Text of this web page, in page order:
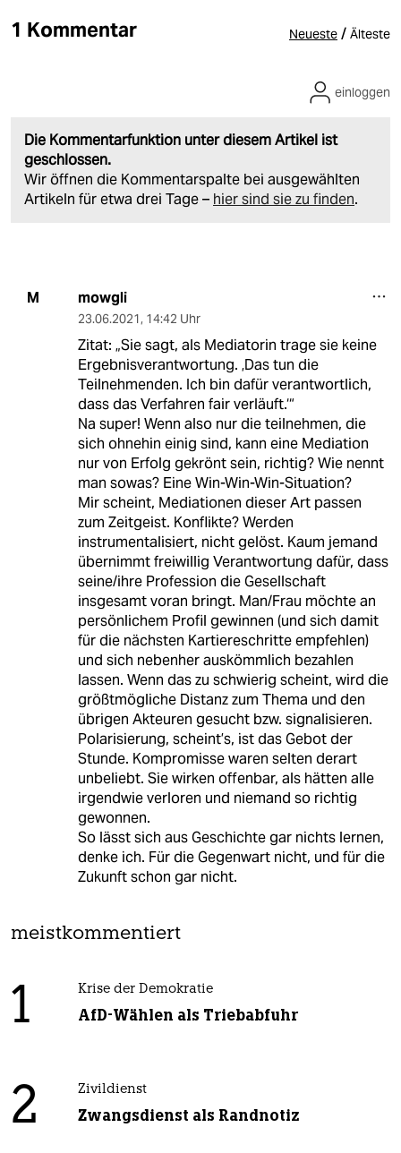
1 Kommentar Neueste / Älteste
Die Kommentarfunktion unter diesem Artikel ist
geschlossen.
Wir öffnen die Kommentarspalte bei ausgewählten
Artikeln für etwa drei Tage – hier sind sie zu finden.
einloggen
M mowgli
23.06.2021, 14:42 Uhr
Zitat: „Sie sagt, als Mediatorin trage sie keine
Ergebnisverantwortung. ‚Das tun die
Teilnehmenden. Ich bin dafür verantwortlich,
dass das Verfahren fair verläuft.‘“
Na super! Wenn also nur die teilnehmen, die
sich ohnehin einig sind, kann eine Mediation
nur von Erfolg gekrönt sein, richtig? Wie nennt
man sowas? Eine Win-Win-Win-Situation?
Mir scheint, Mediationen dieser Art passen
zum Zeitgeist. Konflikte? Werden
instrumentalisiert, nicht gelöst. Kaum jemand
übernimmt freiwillig Verantwortung dafür, dass
seine/ihre Profession die Gesellschaft
insgesamt voran bringt. Man/Frau möchte an
persönlichem Profil gewinnen (und sich damit
für die nächsten Kartiereschritte empfehlen)
und sich nebenher auskömmlich bezahlen
lassen. Wenn das zu schwierig scheint, wird die
größtmögliche Distanz zum Thema und den
übrigen Akteuren gesucht bzw. signalisieren.
Polarisierung, scheint’s, ist das Gebot der
Stunde. Kompromisse waren selten derart
unbeliebt. Sie wirken offenbar, als hätten alle
irgendwie verloren und niemand so richtig
gewonnen.
So lässt sich aus Geschichte gar nichts lernen,
denke ich. Für die Gegenwart nicht, und für die
Zukunft schon gar nicht.
meistkommentiert
1 Krise der Demokratie
AfD-Wählen als Triebabfuhr
2 Zivildienst
Zwangsdienst als Randnotiz